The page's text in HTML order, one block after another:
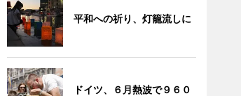
平和への祈り、灯籠流しに
ドイツ、６月熱波で９６０